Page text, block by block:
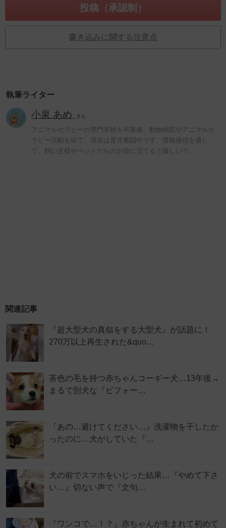
書き込みに関する注意点
執筆ライター
小泉 あめ さん
アニマルセラピーの専門学校を卒業後、動物病院やアニマルセ
ラピー活動を経て、現在は育児奮闘中です。情報発信を通し
て、飼い主様やペットたちのお役に立てると嬉しいで…
関連記事
『超大型犬の真似をする大型犬』が話題に！
270万以上再生された&quo…
茶色の毛を持つ赤ちゃんコーギー犬…13年後→
まるで別犬な『ビフォー…
『あの…避けてください…』洗濯物を干したか
ったのに…犬がしていた『…
犬の前でスマホをいじった結果…『やめて下さ
い…』切ない声で『文句…
『ワンコで…！？』赤ちゃんが生まれて初めて